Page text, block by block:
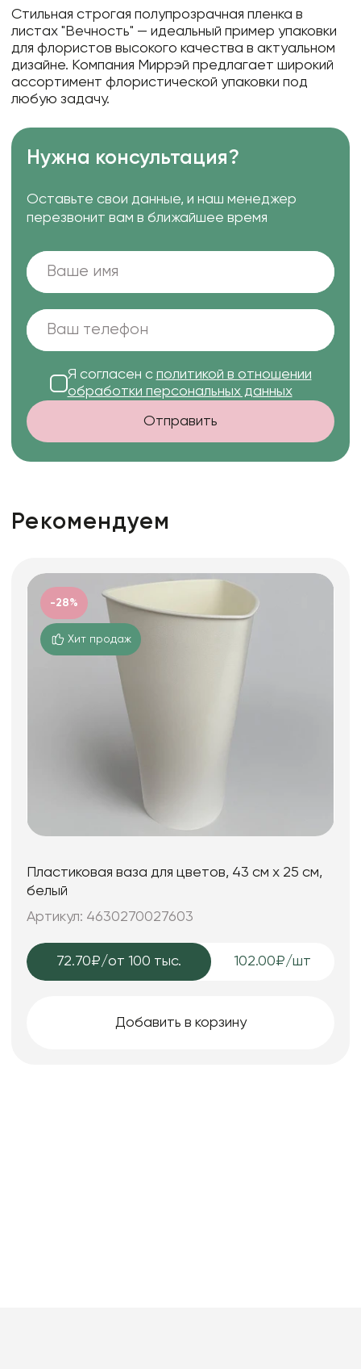
Стильная строгая полупрозрачная пленка в
листах "Вечность" — идеальный пример упаковки
для флористов высокого качества в актуальном
дизайне. Компания Миррэй предлагает широкий
ассортимент флористической упаковки под
любую задачу.
Нужна консультация?
Оставьте свои данные, и наш менеджер
перезвонит вам в ближайшее время
Я согласен с политикой в отношении
обработки персональных данных
Отправить
Рекомендуем
-28%
Хит продаж
Пластиковая ваза для цветов, 43 см х 25 см,
белый
Артикул: 4630270027603
72.70₽/от 100 тыс. 102.00₽/шт
Добавить в корзину